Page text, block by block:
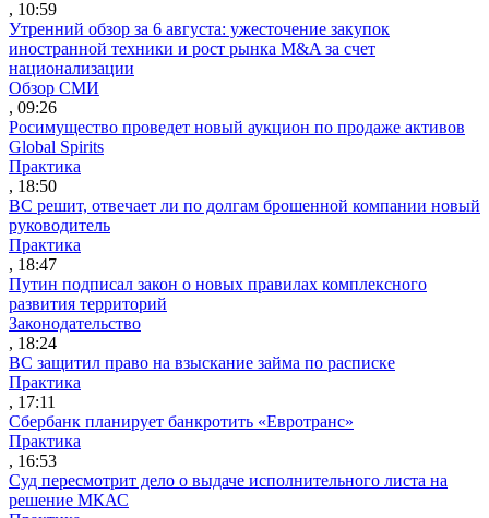
, 10:59
Утренний обзор за 6 августа: ужесточение закупок
иностранной техники и рост рынка M&A за счет
национализации
Обзор СМИ
, 09:26
Росимущество проведет новый аукцион по продаже активов
Global Spirits
Практика
, 18:50
ВС решит, отвечает ли по долгам брошенной компании новый
руководитель
Практика
, 18:47
Путин подписал закон о новых правилах комплексного
развития территорий
Законодательство
, 18:24
ВС защитил право на взыскание займа по расписке
Практика
, 17:11
Сбербанк планирует банкротить «Евротранс»
Практика
, 16:53
Суд пересмотрит дело о выдаче исполнительного листа на
решение МКАС